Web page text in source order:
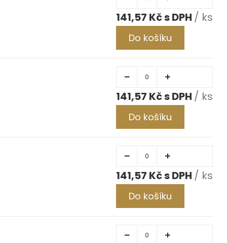
141,57 Kč / ks
Do košíku
141,57 Kč / ks
Do košíku
141,57 Kč / ks
Do košíku